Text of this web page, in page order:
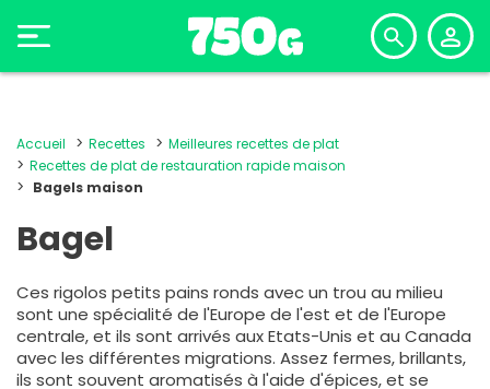
Accueil Recettes
Meilleures recettes de plat
Recettes de plat de restauration rapide maison
Bagels maison
Bagel
Ces rigolos petits pains ronds avec un trou au milieu
sont une spécialité de l'Europe de l'est et de l'Europe
centrale, et ils sont arrivés aux Etats-Unis et au Canada
avec les différentes migrations. Assez fermes, brillants,
ils sont souvent aromatisés à l'aide d'épices, et se